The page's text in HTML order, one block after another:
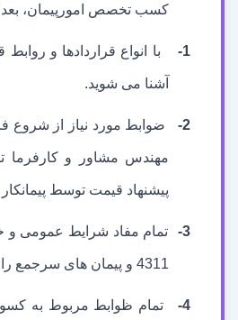
کسب تخصص امورپیمان، بعد
با انواع قراردادها و
آشنا می شوید.
ضوابط مورد نیاز از شروع
مهندس مشاور و کارفرما تا
پیشنهاد قیمت توسط پیمانکار
تمام مفاد شرایط عمومی و
4311 و پیمان های سرجمع را فرا خواهید گرفت
تمام ظوابط مربوط به کسور